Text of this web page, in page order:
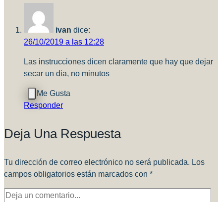
ivan dice:
26/10/2019 a las 12:28
Las instrucciones dicen claramente que hay que dejar
secar un dia, no minutos
Responder
Deja Una Respuesta
Tu dirección de correo electrónico no será publicada. Los
campos obligatorios están marcados con *